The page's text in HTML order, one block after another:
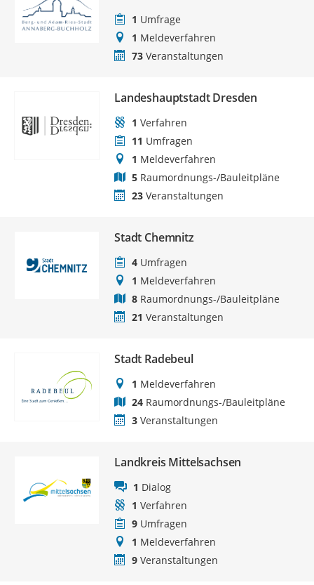
1 Umfrage
1 Meldeverfahren
73 Veranstaltungen
Landeshauptstadt Dresden
1 Verfahren
11 Umfragen
1 Meldeverfahren
5 Raumordnungs-/Bauleitpläne
23 Veranstaltungen
Stadt Chemnitz
4 Umfragen
1 Meldeverfahren
8 Raumordnungs-/Bauleitpläne
21 Veranstaltungen
Stadt Radebeul
1 Meldeverfahren
24 Raumordnungs-/Bauleitpläne
3 Veranstaltungen
Landkreis Mittelsachsen
1 Dialog
1 Verfahren
9 Umfragen
1 Meldeverfahren
9 Veranstaltungen